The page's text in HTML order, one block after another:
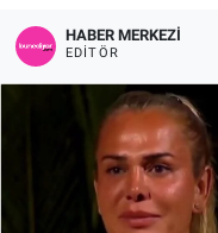
HABER MERKEZI
EDITÖR